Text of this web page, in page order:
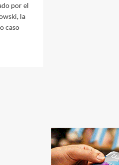
por el
la
caso